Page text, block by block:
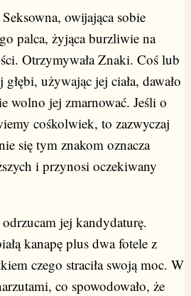
owijająca sobie
palca, żyjąca burzliwie na
Otrzymywała Znaki. Coś lub
używając jej ciała, dawało
wolno jej zmarnować. Jeśli o
cośkolwiek, to zazwyczaj
się tym znakom oznacza
i przynosi oczekiwany
jej kandydaturę.
kanapę plus dwa fotele z
czego straciła swoją moc. W
co spowodowało, że